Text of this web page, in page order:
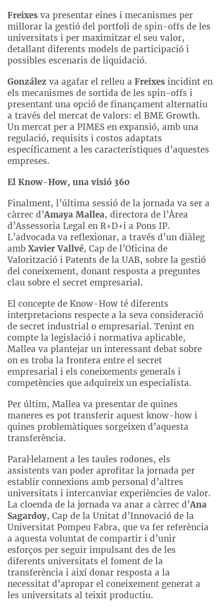
Freixes va presentar eines i mecanismes per
millorar la gestió del portfoli de spin-offs de les
universitats i per maximitzar el seu valor,
detallant diferents models de participació i
possibles escenaris de liquidació.
González va agafar el relleu a Freixes incidint en
els mecanismes de sortida de les spin-offs i
presentant una opció de finançament alternatiu
a través del mercat de valors: el BME Growth.
Un mercat per a PIMES en expansió, amb una
regulació, requisits i costos adaptats
específicament a les característiques d’aquestes
empreses.
El Know-How, una visió 360
Finalment, l’última sessió de la jornada va ser a
càrrec d’Amaya Mallea, directora de l’Àrea
d’Assessoria Legal en R+D+i a Pons IP.
L’advocada va reflexionar, a través d’un diàleg
amb Xavier Vallvé, Cap de l’Oficina de
Valorització i Patents de la UAB, sobre la gestió
del coneixement, donant resposta a preguntes
clau sobre el secret empresarial.
El concepte de Know-How té diferents
interpretacions respecte a la seva consideració
de secret industrial o empresarial. Tenint en
compte la legislació i normativa aplicable,
Mallea va plantejar un interessant debat sobre
on es troba la frontera entre el secret
empresarial i els coneixements generals i
competències que adquireix un especialista.
Per últim, Mallea va presentar de quines
maneres es pot transferir aquest know-how i
quines problemàtiques sorgeixen d’aquesta
transferència.
Paral·lelament a les taules rodones, els
assistents van poder aprofitar la jornada per
establir connexions amb personal d’altres
universitats i intercanviar experiències de valor.
La cloenda de la jornada va anar a càrrec d’Ana
Sagardoy, Cap de la Unitat d’Innovació de la
Universitat Pompeu Fabra, que va fer referència
a aquesta voluntat de compartir i d’unir
esforços per seguir impulsant des de les
diferents universitats el foment de la
transferència i així donar resposta a la
necessitat d’apropar el coneixement generat a
les universitats al teixit productiu.